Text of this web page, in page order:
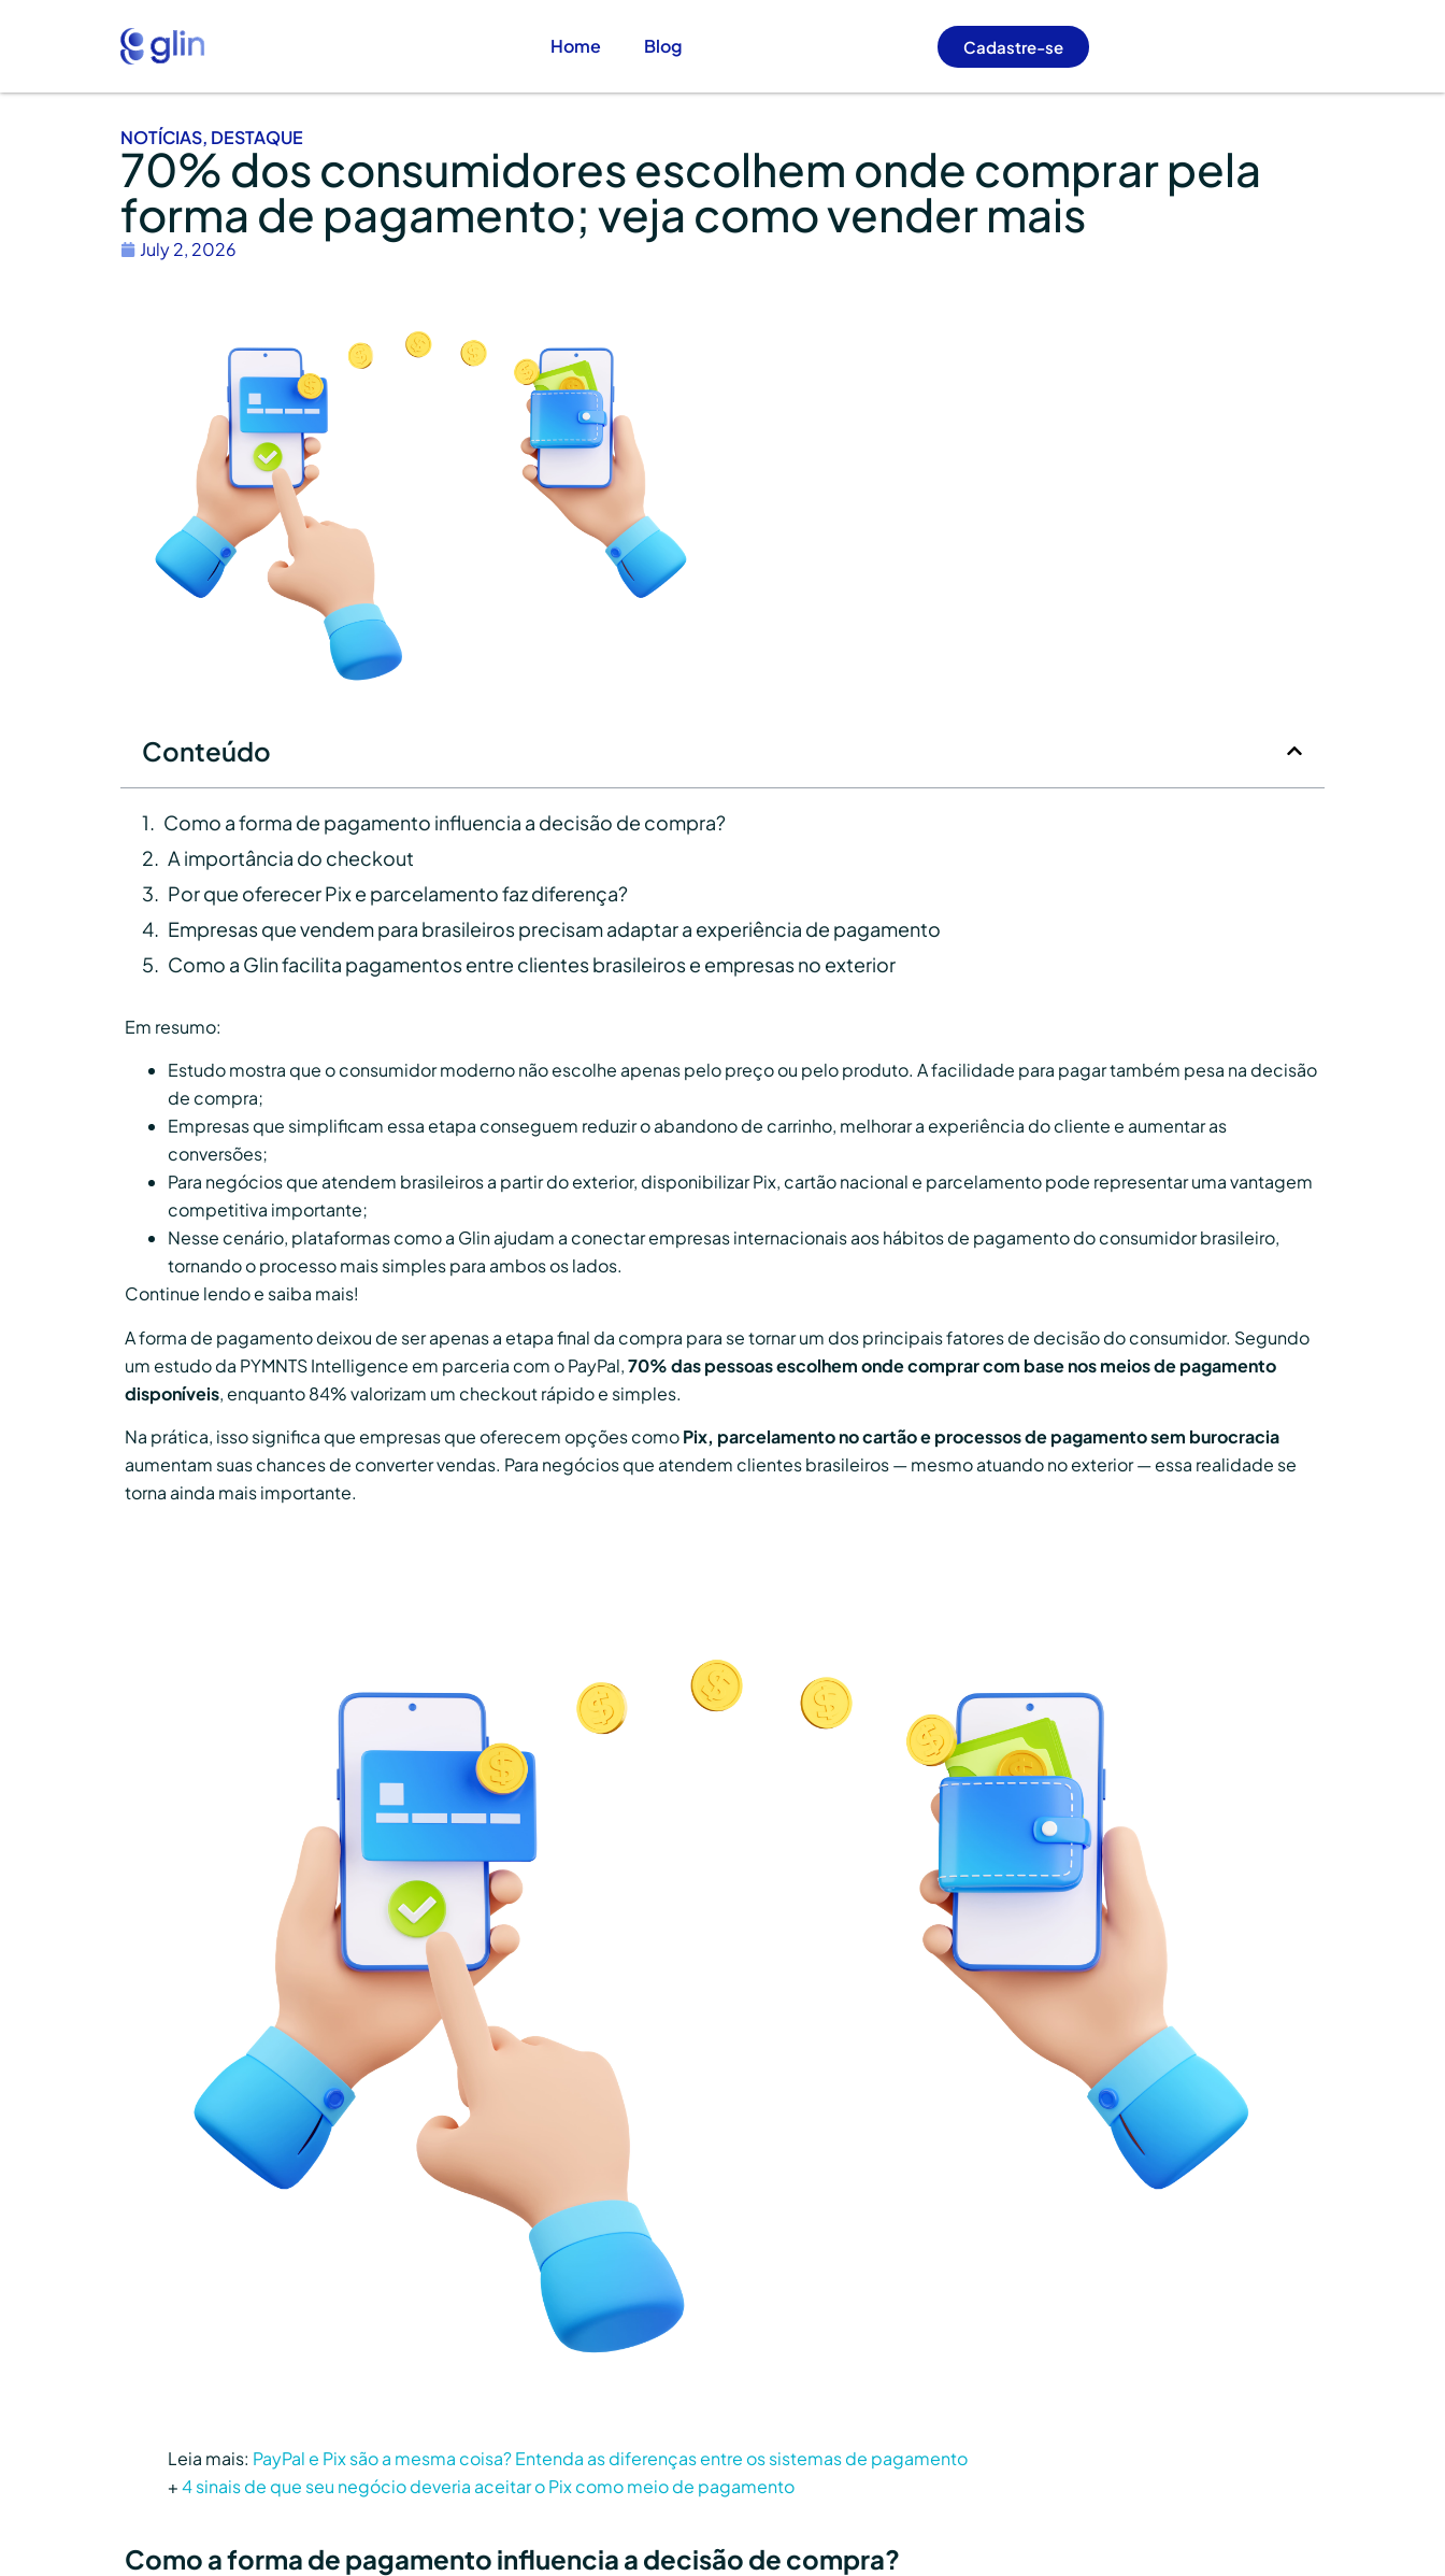
Home Blog Cadastre-se
NOTÍCIAS, DESTAQUE
70% dos consumidores escolhem onde comprar pela
forma de pagamento; veja como vender mais
July 2, 2026
Conteúdo
Como a forma de pagamento influencia a decisão de compra?
A importância do checkout
Por que oferecer Pix e parcelamento faz diferença?
Empresas que vendem para brasileiros precisam adaptar a experiência de pagamento
Como a Glin facilita pagamentos entre clientes brasileiros e empresas no exterior
Em resumo:
Estudo mostra que o consumidor moderno não escolhe apenas pelo preço ou pelo produto. A facilidade para pagar também pesa na decisão
de compra;
Empresas que simplificam essa etapa conseguem reduzir o abandono de carrinho, melhorar a experiência do cliente e aumentar as
conversões;
Para negócios que atendem brasileiros a partir do exterior, disponibilizar Pix, cartão nacional e parcelamento pode representar uma vantagem
competitiva importante;
Nesse cenário, plataformas como a Glin ajudam a conectar empresas internacionais aos hábitos de pagamento do consumidor brasileiro,
tornando o processo mais simples para ambos os lados.
Continue lendo e saiba mais!
A forma de pagamento deixou de ser apenas a etapa final da compra para se tornar um dos principais fatores de decisão do consumidor. Segundo
um estudo da PYMNTS Intelligence em parceria com o PayPal,70% das pessoas escolhem onde comprar com base nos meios de pagamento
disponíveis, enquanto 84% valorizam um checkout rápido e simples.
Na prática, isso significa que empresas que oferecem opções comoPix, parcelamento no cartão e processos de pagamento sem burocracia
aumentam suas chances de converter vendas. Para negócios que atendem clientes brasileiros — mesmo atuando no exterior — essa realidade se
torna ainda mais importante.
Leia mais: PayPal e Pix são a mesma coisa? Entenda as diferenças entre os sistemas de pagamento
+4 sinais de que seu negócio deveria aceitar o Pix como meio de pagamento
Como a forma de pagamento influencia a decisão de compra?